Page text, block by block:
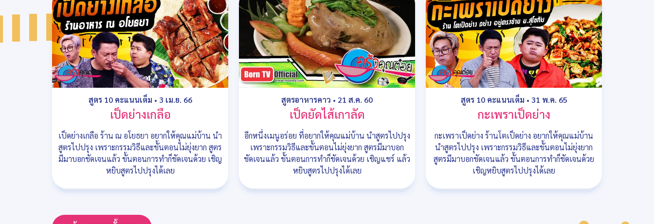
สูตร 10 คะแนนเต็ม • 3 เม.ย. 66
เป็ดย่างเกลือ
เป็ดย่างเกลือ ร้าน ณ อโยธยา อยากให้คุณแม่บ้าน นำ
สูตรไปปรุง เพราะกรรมวิธีและขั้นตอนไม่ยุ่งยาก สูตร
มีมาบอกชัดเจนแล้ว ขั้นตอนการทำก็ชัดเจนด้วย เชิญ
หยิบสูตรไปปรุงได้เลย
สูตรอาหารคาว • 21 ส.ค. 60
เป็ดยัดไส้เกาลัด
อีกหนึ่งเมนูอร่อย ที่อยากให้คุณแม่บ้าน นำสูตรไปปรุง
เพราะกรรมวิธีและขั้นตอนไม่ยุ่งยาก สูตรมีมาบอก
ชัดเจนแล้ว ขั้นตอนการทำก็ชัดเจนด้วย เชิญแชร์ แล้ว
หยิบสูตรไปปรุงได้เลย
สูตร 10 คะแนนเต็ม • 31 พ.ค. 65
กะเพราเป็ดย่าง
กะเพราเป็ดย่าง ร้านโตเป็ดย่าง อยากให้คุณแม่บ้าน
นำสูตรไปปรุง เพราะกรรมวิธีและขั้นตอนไม่ยุ่งยาก
สูตรมีมาบอกชัดเจนแล้ว ขั้นตอนการทำก็ชัดเจนด้วย
เชิญหยิบสูตรไปปรุงได้เลย